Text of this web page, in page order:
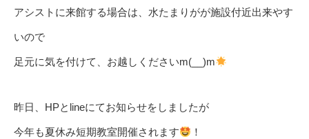
アシストに来館する場合は、水たまりがが施設付近出来やす
いので
足元に気を付けて、お越しくださいm(__)m
昨日、HPとlineにてお知らせをしましたが
今年も夏休み短期教室開催されます ！